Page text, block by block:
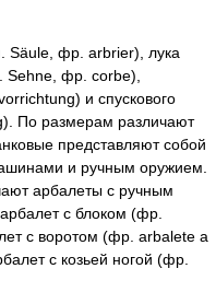
фр. arbrier), лука
фр. corbe),
и спускового
По размерам различают
представляют собой
и ручным оружием.
арбалеты с ручным
с блоком (фр.
с воротом (фр. arbalete a
с козьей ногой (фр.